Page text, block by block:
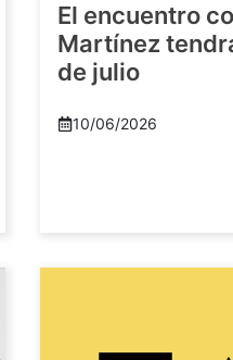
El encuentro
Martínez
de julio
10/06/2026